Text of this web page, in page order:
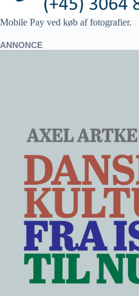
Mobile Pay ved køb af fotografier.
ANNONCE